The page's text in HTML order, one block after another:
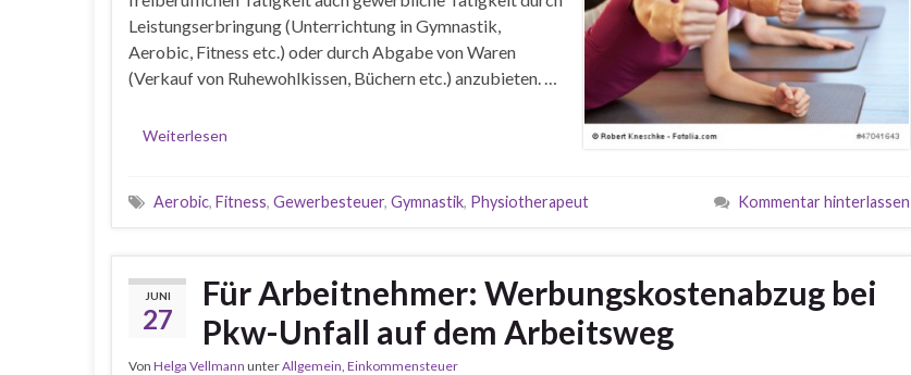
Leistungserbringung (Unterrichtung in Gymnastik,
Aerobic, Fitness etc.) oder durch Abgabe von Waren
(Verkauf von Ruhewohlkissen, Büchern etc.) anzubieten. …
Weiterlesen
Aerobic, Fitness, Gewerbesteuer, Gymnastik, Physiotherapeut Kommentar hinterlassen
JUNI
27
Für Arbeitnehmer: Werbungskostenabzug bei
Pkw-Unfall auf dem Arbeitsweg
Von Helga Vellmann unterAllgemein, Einkommensteuer